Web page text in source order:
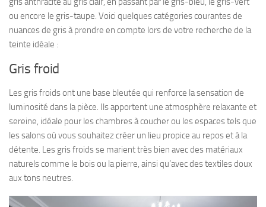
ou encore le gris-taupe. Voici quelques catégories courantes de
nuances de gris à prendre en compte lors de votre recherche de la
teinte idéale :
Gris froid
Les gris froids ont une base bleutée qui renforce la sensation de
luminosité dans la pièce. Ils apportent une atmosphère relaxante et
sereine, idéale pour les chambres à coucher ou les espaces tels que
les salons où vous souhaitez créer un lieu propice au repos et à la
détente. Les gris froids se marient très bien avec des matériaux
naturels comme le bois ou la pierre, ainsi qu’avec des textiles doux
aux tons neutres.